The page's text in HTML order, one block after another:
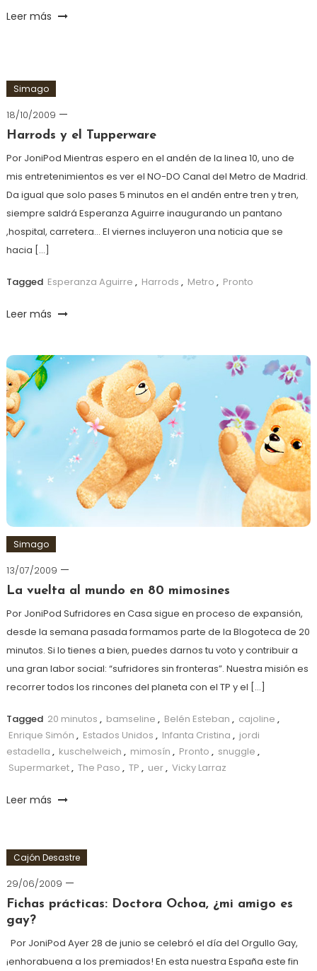
Leer más
Simago
18/10/2009
Harrods y el Tupperware
Por JoniPod Mientras espero en el andén de la linea 10, uno de
mis entretenimientos es ver el NO-DO Canal del Metro de Madrid.
Da igual que solo pases 5 minutos en el andén entre tren y tren,
siempre saldrá Esperanza Aguirre inaugurando un pantano
,hospital, carretera… El viernes incluyeron una noticia que se
hacia […]
Tagged Esperanza Aguirre , Harrods , Metro , Pronto
Leer más
Simago
13/07/2009
La vuelta al mundo en 80 mimosines
Por JoniPod Sufridores en Casa sigue en proceso de expansión,
desde la semana pasada formamos parte de la Blogoteca de 20
minutos. Si lo tienes a bien, puedes darnos tu voto y contribuir a
una gran labor social: “sufridores sin fronteras”. Nuestra misión es
recorrer todos los rincones del planeta con el TP y el […]
Tagged 20 minutos , bamseline , Belén Esteban , cajoline ,
Enrique Simón , Estados Unidos , Infanta Cristina , jordi
estadella , kuschelweich , mimosín , Pronto , snuggle ,
Supermarket, The Paso , TP , uer, Vicky Larraz
Leer más
Cajón Desastre
29/06/2009
Fichas prácticas: Doctora Ochoa, ¿mi amigo es
gay?
Por JoniPod Ayer 28 de junio se celebró el día del Orgullo Gay,
¡enhorabuena a los premiados! En esta nuestra España este fin